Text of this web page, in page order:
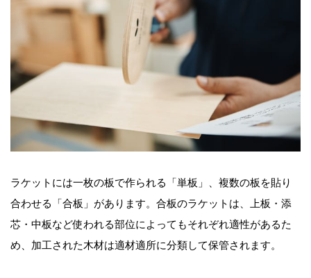
ラケットには一枚の板で作られる「単板」、複数の板を貼り
合わせる「合板」があります。合板のラケットは、上板・添
芯・中板など使われる部位によってもそれぞれ適性があるた
め、加工された木材は適材適所に分類して保管されます。